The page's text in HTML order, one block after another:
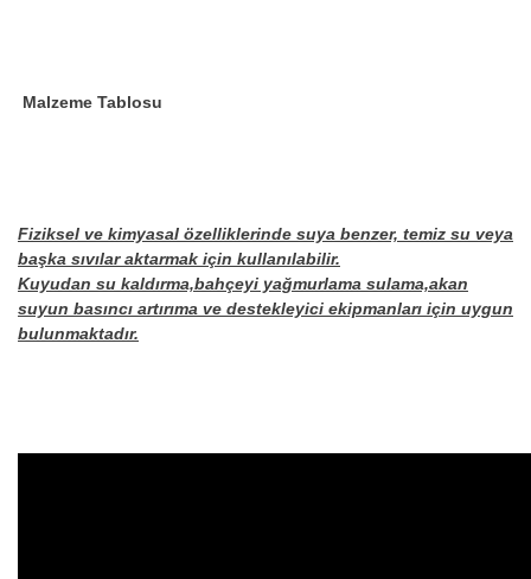
Malzeme Tablosu
Fiziksel ve kimyasal özelliklerinde suya benzer, temiz su veya
başka sıvılar aktarmak için kullanılabilir.
Kuyudan su kaldırma,bahçeyi yağmurlama sulama,akan
suyun basıncı artırıma ve destekleyici ekipmanları için uygun
bulunmaktadır.